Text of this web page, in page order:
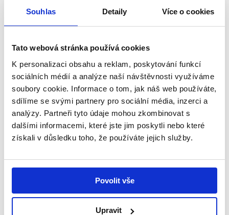
Souhlas Detaily Více o cookies
Tato webová stránka používá cookies
K personalizaci obsahu a reklam, poskytování funkcí
sociálních médií a analýze naší návštěvnosti využíváme
soubory cookie. Informace o tom, jak náš web používáte,
sdílíme se svými partnery pro sociální média, inzerci a
analýzy. Partneři tyto údaje mohou zkombinovat s
dalšími informacemi, které jste jim poskytli nebo které
získali v důsledku toho, že používáte jejich služby.
Povolit vše
Upravit
jsem jí několik let lhal a že nám nevěří. Tohle se
Musíme říci pravdu, ale nikdy jim nesmíme vzít
to, že pokud ho již nemůžeme vyléčit, tak mu
aspoň prodloužíme život v takové kvalitě, aby to
pro něj bylo zajímavé a měl naději na to, že
případně zemře v okruhu svých blízkých, a že ho
při tom nebude nic bolet. Alespoň to.
Děkujeme za Váš čas a přejeme mnoho dalších
Sdílet tento příspěvek
Přidat reakci